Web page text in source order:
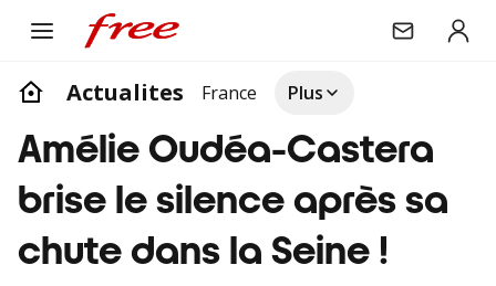
Actualites France Plus
Amélie Oudéa-Castera
brise le silence après sa
chute dans la Seine !